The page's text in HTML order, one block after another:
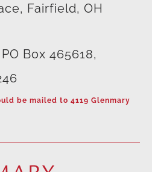
Fairfield, OH
PO Box 465618,
be mailed to 4119 Glenmary